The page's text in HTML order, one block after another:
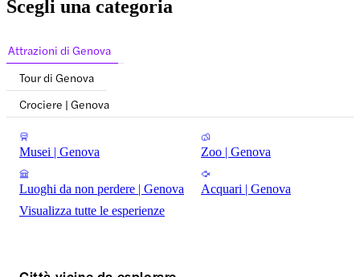
Scegli una categoria
Attrazioni di Genova
Tour di Genova
Crociere | Genova
Musei | Genova Zoo | Genova
Luoghi da non perdere | Genova
Acquari | Genova
Visualizza tutte le esperienze